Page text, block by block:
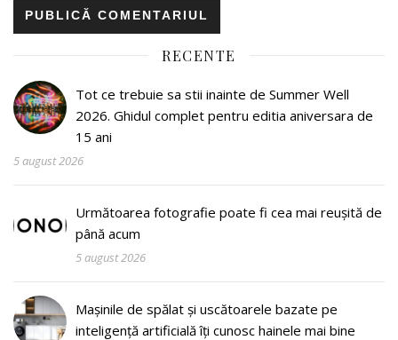
RECENTE
Tot ce trebuie sa stii inainte de Summer Well
2026. Ghidul complet pentru editia aniversara de
15 ani
5 august 2026
Următoarea fotografie poate fi cea mai reușită de
până acum
5 august 2026
Mașinile de spălat și uscătoarele bazate pe
inteligență artificială îți cunosc hainele mai bine